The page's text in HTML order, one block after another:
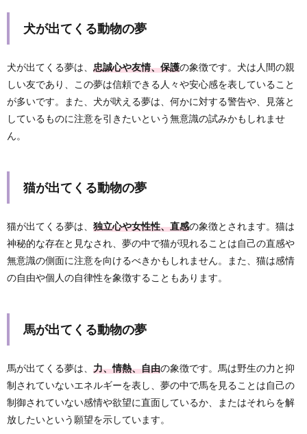
犬が出てくる動物の夢
犬が出てくる夢は、 忠誠心や友情、保護の象徴です。犬は人間の親
しい友であり、この夢は信頼できる人々や安心感を表していること
が多いです。また、犬が吠える夢は、何かに対する警告や、見落と
しているものに注意を引きたいという無意識の試みかもしれませ
ん。
猫が出てくる動物の夢
猫が出てくる夢は、 独立心や女性性、直感の象徴とされます。猫は
神秘的な存在と見なされ、夢の中で猫が現れることは自己の直感や
無意識の側面に注意を向けるべきかもしれません。また、猫は感情
の自由や個人の自律性を象徴することもあります。
馬が出てくる動物の夢
馬が出てくる夢は、 力、情熱、自由の象徴です。馬は野生の力と抑
制されていないエネルギーを表し、夢の中で馬を見ることは自己の
制御されていない感情や欲望に直面しているか、またはそれらを解
放したいという願望を示しています。